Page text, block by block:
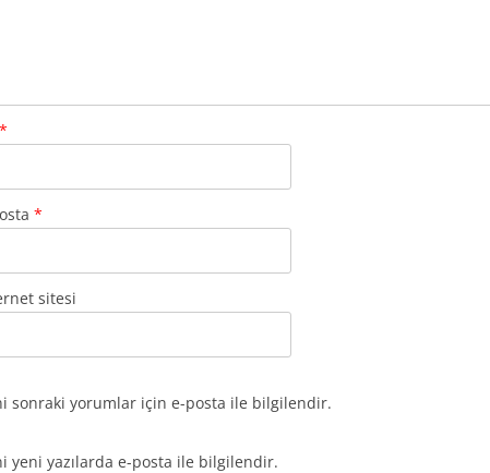
*
*
sitesi
sonraki yorumlar için e-posta ile bilgilendir.
yeni yazılarda e-posta ile bilgilendir.